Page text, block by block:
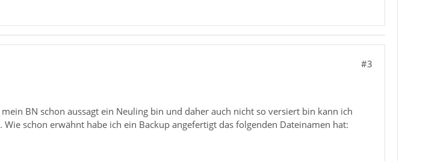
#3
BN schon aussagt ein Neuling bin und daher auch nicht so versiert bin kann ich
schon erwähnt habe ich ein Backup angefertigt das folgenden Dateinamen hat: